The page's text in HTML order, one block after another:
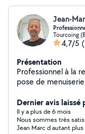
Jean-
Tourcoing
4,7/5
Présentation
Professionnel à la
pose de
fabrication sur mesure
bricolages de la
Dernier avis laissé
Il y a plus de 6 mois
Nous sommes très
Jean Marc d autant